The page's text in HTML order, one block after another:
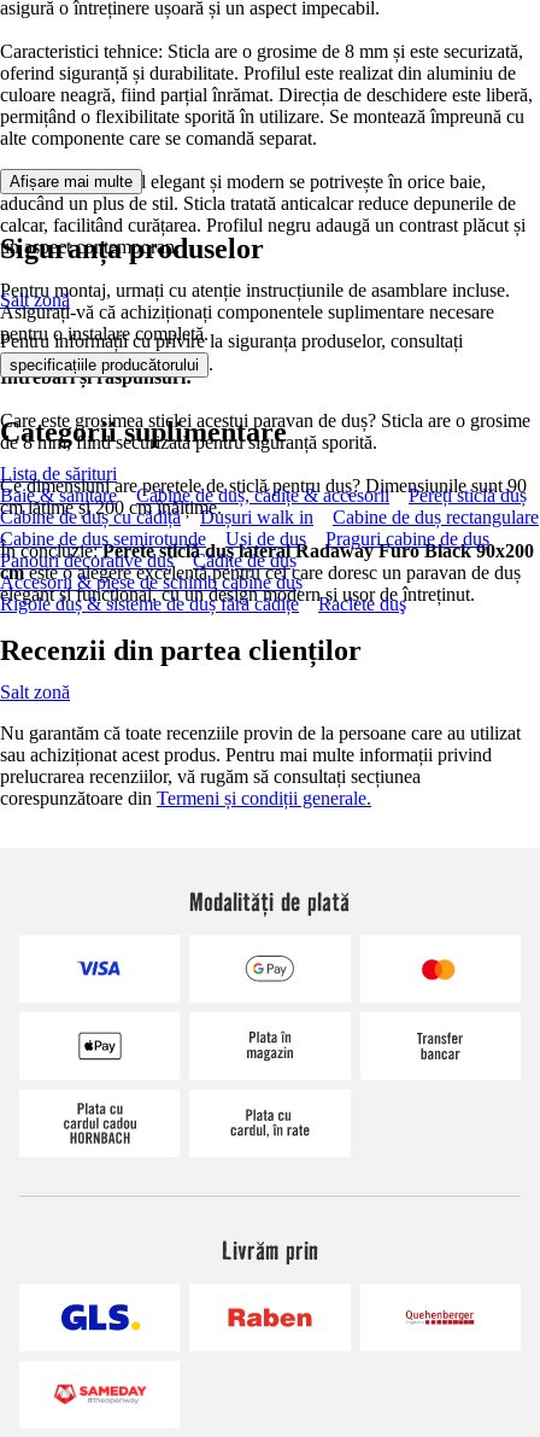
asigură o întreținere ușoară și un aspect impecabil.
Caracteristici tehnice: Sticla are o grosime de 8 mm și este securizată,
oferind siguranță și durabilitate. Profilul este realizat din aluminiu de
culoare neagră, fiind parțial înrămat. Direcția de deschidere este liberă,
permițând o flexibilitate sporită în utilizare. Se montează împreună cu
alte componente care se comandă separat.
Avantaje: Designul elegant și modern se potrivește în orice baie,
aducând un plus de stil. Sticla tratată anticalcar reduce depunerile de
calcar, facilitând curățarea. Profilul negru adaugă un contrast plăcut și
un aspect contemporan.
Pentru montaj, urmați cu atenție instrucțiunile de asamblare incluse.
Asigurați-vă că achiziționați componentele suplimentare necesare
pentru o instalare completă.
Întrebări și răspunsuri:
Care este grosimea sticlei acestui paravan de duș? Sticla are o grosime
de 8 mm, fiind securizată pentru siguranță sporită.
Ce dimensiuni are peretele de sticlă pentru duș? Dimensiunile sunt 90
cm lățime și 200 cm înălțime.
În concluzie:Perete sticlă duș lateral Radaway Furo Black 90x200
cmeste o alegere excelentă pentru cei care doresc un paravan de duș
elegant și funcțional, cu un design modern și ușor de întreținut.
Afișare mai multe
Siguranța produselor
Salt zonă
Pentru informații cu privire la siguranța produselor, consultați
specificațiile producătorului .
Categorii suplimentare
Lista de sărituri
Baie & sanitare
Cabine de duș, cădițe & accesorii
Pereți sticlă duș
Cabine de duș cu cădiță
Dușuri walk in
Cabine de duș rectangulare
Cabine de duș semirotunde
Uși de duș
Praguri cabine de duș
Panouri decorative duș
Cădițe de duș
Accesorii & piese de schimb cabine duș
Rigole duș & sisteme de duș fără cădițe
Raclete duş
Recenzii din partea clienților
Salt zonă
Nu garantăm că toate recenziile provin de la persoane care au utilizat
sau achiziționat acest produs. Pentru mai multe informații privind
prelucrarea recenziilor, vă rugăm să consultați secțiunea
corespunzătoare din Termeni și condiții generale.
Modalități de plată
Livrăm prin